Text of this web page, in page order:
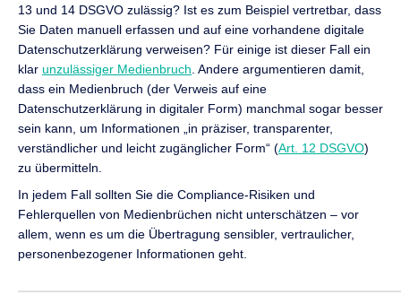
13 und 14 DSGVO zulässig? Ist es zum Beispiel vertretbar, dass
Sie Daten manuell erfassen und auf eine vorhandene digitale
Datenschutzerklärung verweisen? Für einige ist dieser Fall ein
klar unzulässiger Medienbruch . Andere argumentieren damit,
dass ein Medienbruch (der Verweis auf eine
Datenschutzerklärung in digitaler Form) manchmal sogar besser
sein kann, um Informationen „in präziser, transparenter,
verständlicher und leicht zugänglicher Form“ (Art. 12 DSGVO)
zu übermitteln.
In jedem Fall sollten Sie die Compliance-Risiken und
Fehlerquellen von Medienbrüchen nicht unterschätzen – vor
allem, wenn es um die Übertragung sensibler, vertraulicher,
personenbezogener Informationen geht.